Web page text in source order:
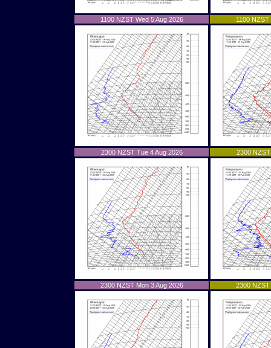
1100 NZST Wed 5 Aug 2026 1100 NZST
2300 NZST Tue 4 Aug 2026 2300
2300 NZST Mon 3 Aug 2026 2300 NZST